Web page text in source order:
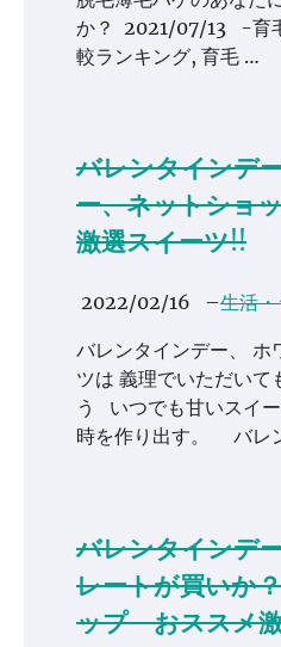
か？ 2021/07/13 -育
較ランキング, 育毛 …
バレンタインデ
ー、ネットショ
激選スイーツ!!
2022/02/16 –生活
バレンタインデー、 ホ
ツは 義理でいただいて
う いつでも甘いスイ
時を作り出す。 バレ
バレンタインデ
レートが買いか
ップ おススメ